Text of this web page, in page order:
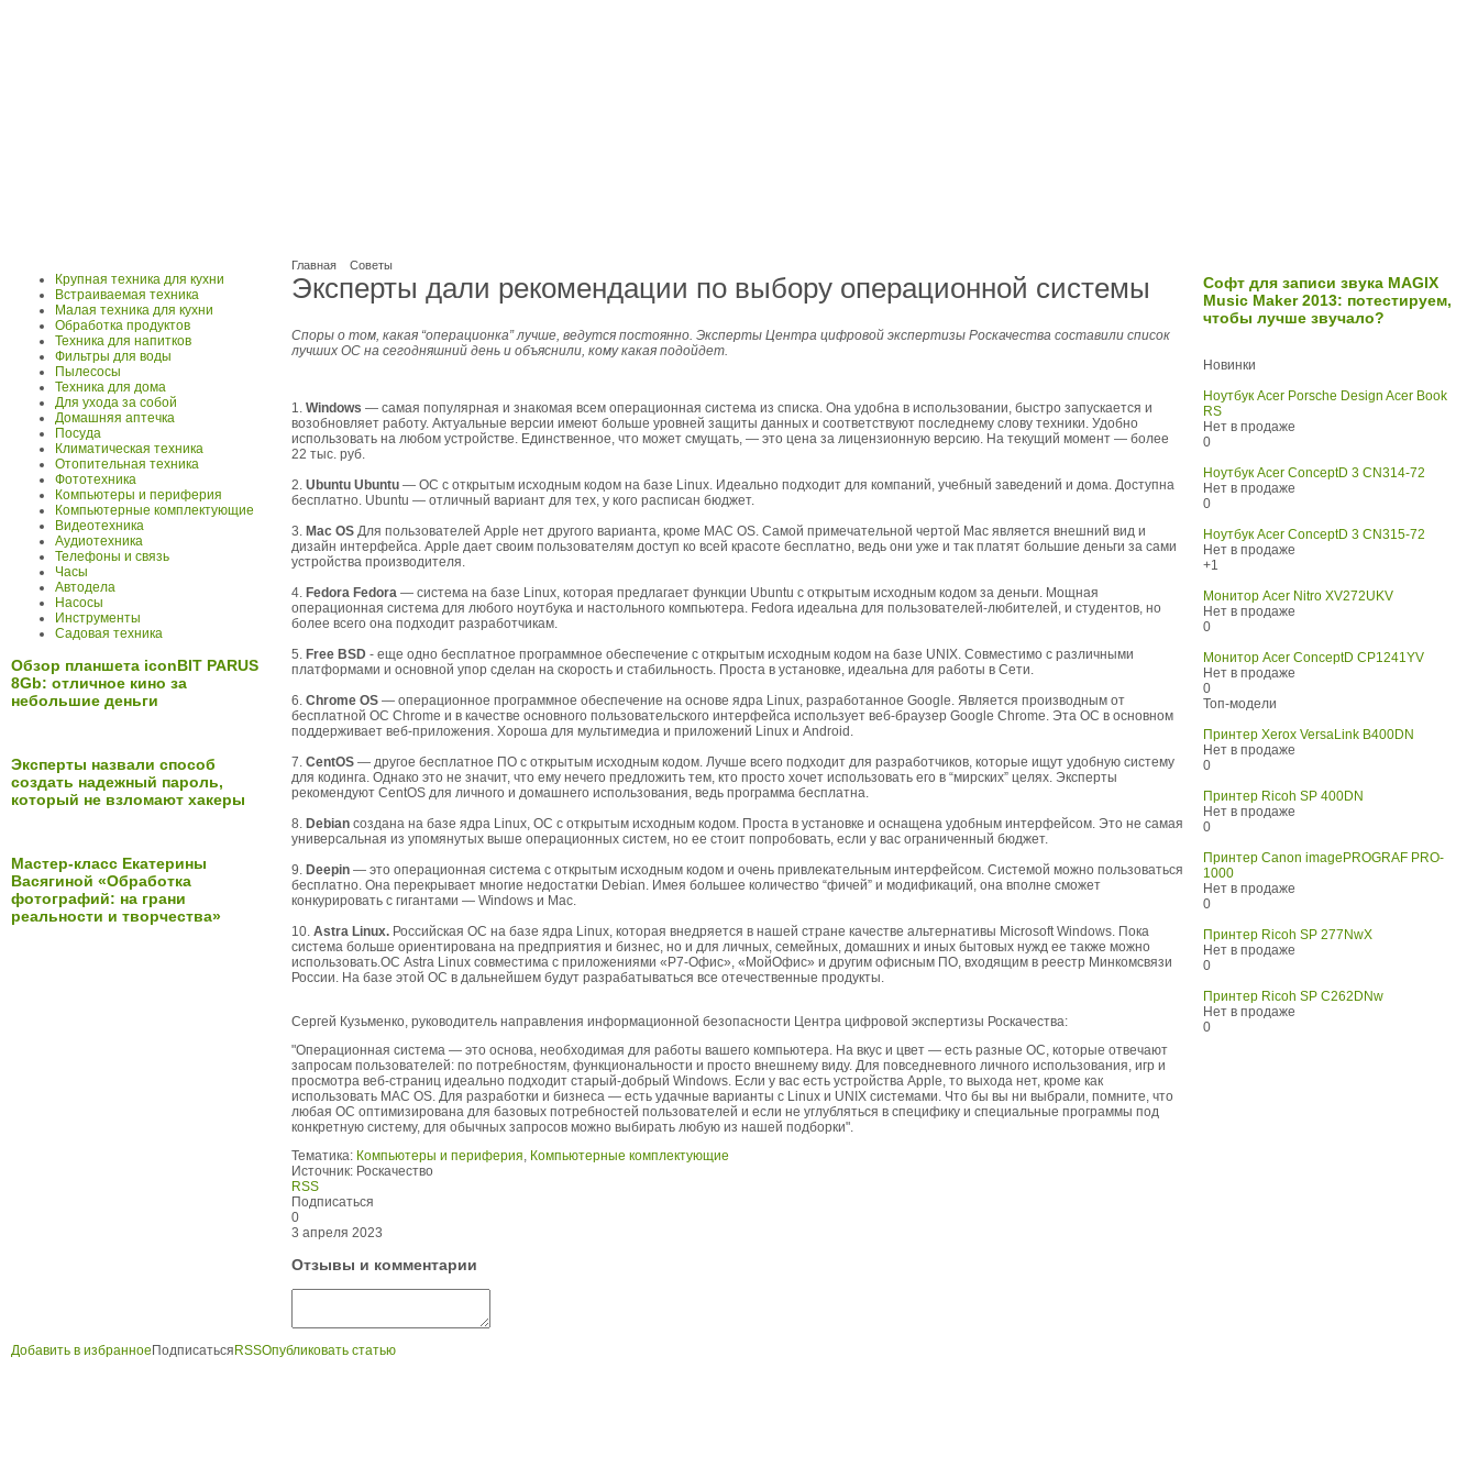
Главная Советы
Эксперты дали рекомендации по выбору операционной системы
Споры о том, какая “операционка” лучше, ведутся постоянно. Эксперты Центра цифровой экспертизы Роскачества составили список
лучших ОС на сегодняшний день и объяснили, кому какая подойдет.
1. Windows — самая популярная и знакомая всем операционная система из списка. Она удобна в использовании, быстро запускается и
возобновляет работу. Актуальные версии имеют больше уровней защиты данных и соответствуют последнему слову техники. Удобно
использовать на любом устройстве. Единственное, что может смущать, — это цена за лицензионную версию. На текущий момент — более
22 тыс. руб.
2. Ubuntu Ubuntu — ОС с открытым исходным кодом на базе Linux. Идеально подходит для компаний, учебный заведений и дома. Доступна
бесплатно. Ubuntu — отличный вариант для тех, у кого расписан бюджет.
3. Mac OS Для пользователей Apple нет другого варианта, кроме MAC OS. Самой примечательной чертой Mac является внешний вид и
дизайн интерфейса. Apple дает своим пользователям доступ ко всей красоте бесплатно, ведь они уже и так платят большие деньги за сами
устройства производителя.
4. Fedora Fedora — система на базе Linux, которая предлагает функции Ubuntu с открытым исходным кодом за деньги. Мощная
операционная система для любого ноутбука и настольного компьютера. Fedora идеальна для пользователей-любителей, и студентов, но
более всего она подходит разработчикам.
5. Free BSD - еще одно бесплатное программное обеспечение с открытым исходным кодом на базе UNIX. Совместимо с различными
платформами и основной упор сделан на скорость и стабильность. Проста в установке, идеальна для работы в Сети.
6. Chrome OS — операционное программное обеспечение на основе ядра Linux, разработанное Google. Является производным от
бесплатной ОС Chrome и в качестве основного пользовательского интерфейса использует веб-браузер Google Chrome. Эта ОС в основном
поддерживает веб-приложения. Хороша для мультимедиа и приложений Linux и Android.
7. CentOS — другое бесплатное ПО с открытым исходным кодом. Лучше всего подходит для разработчиков, которые ищут удобную систему
для кодинга. Однако это не значит, что ему нечего предложить тем, кто просто хочет использовать его в “мирских” целях. Эксперты
рекомендуют CentOS для личного и домашнего использования, ведь программа бесплатна.
8. Debian создана на базе ядра Linux, ОС с открытым исходным кодом. Проста в установке и оснащена удобным интерфейсом. Это не самая
универсальная из упомянутых выше операционных систем, но ее стоит попробовать, если у вас ограниченный бюджет.
9. Deepin — это операционная система с открытым исходным кодом и очень привлекательным интерфейсом. Системой можно пользоваться
бесплатно. Она перекрывает многие недостатки Debian. Имея большее количество “фичей” и модификаций, она вполне сможет
конкурировать с гигантами — Windows и Mac.
10. Astra Linux. Российская ОС на базе ядра Linux, которая внедряется в нашей стране качестве альтернативы Microsoft Windows. Пока
система больше ориентирована на предприятия и бизнес, но и для личных, семейных, домашних и иных бытовых нужд ее также можно
использовать.ОС Astra Linux совместима с приложениями «Р7-Офис», «МойОфис» и другим офисным ПО, входящим в реестр Минкомсвязи
России. На базе этой ОС в дальнейшем будут разрабатываться все отечественные продукты.
Сергей Кузьменко, руководитель направления информационной безопасности Центра цифровой экспертизы Роскачества:
"Операционная система — это основа, необходимая для работы вашего компьютера. На вкус и цвет — есть разные ОС, которые отвечают
запросам пользователей: по потребностям, функциональности и просто внешнему виду. Для повседневного личного использования, игр и
просмотра веб-страниц идеально подходит старый-добрый Windows. Если у вас есть устройства Apple, то выхода нет, кроме как
использовать MAC OS. Для разработки и бизнеса — есть удачные варианты с Linux и UNIX системами. Что бы вы ни выбрали, помните, что
любая ОС оптимизирована для базовых потребностей пользователей и если не углубляться в специфику и специальные программы под
конкретную систему, для обычных запросов можно выбирать любую из нашей подборки".
Тематика: Компьютеры и периферия, Компьютерные комплектующие
Источник: Роскачество
RSS
Подписаться
0
3 апреля 2023
Отзывы и комментарии
Крупная техника для кухни
Встраиваемая техника
Малая техника для кухни
Обработка продуктов
Техника для напитков
Фильтры для воды
Пылесосы
Техника для дома
Для ухода за собой
Домашняя аптечка
Посуда
Климатическая техника
Отопительная техника
Фототехника
Компьютеры и периферия
Компьютерные комплектующие
Видеотехника
Аудиотехника
Телефоны и связь
Часы
Автодела
Насосы
Инструменты
Садовая техника
Обзор планшета iconBIT PARUS
8Gb: отличное кино за
небольшие деньги
Эксперты назвали способ
создать надежный пароль,
который не взломают хакеры
Мастер-класс Екатерины
Васягиной «Обработка
фотографий: на грани
реальности и творчества»
Софт для записи звука MAGIX
Music Maker 2013: потестируем,
чтобы лучше звучало?
Новинки
Ноутбук Acer Porsche Design Acer Book
RS
Нет в продаже
0
Ноутбук Acer ConceptD 3 CN314-72
Нет в продаже
0
Ноутбук Acer ConceptD 3 CN315-72
Нет в продаже
+1
Монитор Acer Nitro XV272UKV
Нет в продаже
0
Монитор Acer ConceptD CP1241YV
Нет в продаже
0
Топ-модели
Принтер Xerox VersaLink B400DN
Нет в продаже
0
Принтер Ricoh SP 400DN
Нет в продаже
0
Принтер Canon imagePROGRAF PRO-
1000
Нет в продаже
0
Принтер Ricoh SP 277NwX
Нет в продаже
0
Принтер Ricoh SP C262DNw
Нет в продаже
0
Добавить в избранное Подписаться RSSОпубликовать статью